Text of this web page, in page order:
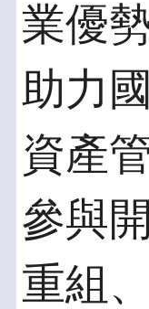
業優
助力
資產
參與
重組